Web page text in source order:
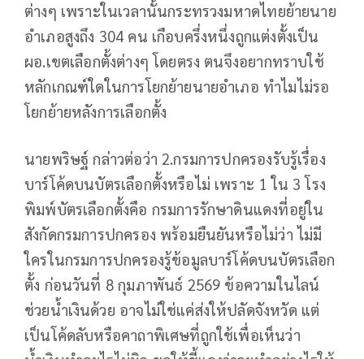
ต่างๆ เพราะในเวลานั้นกระทรวงมหาดไทยย้ายนาย
อำเภอสูงถึง 304 คน เกือบครึ่งหนึ่งถูกแต่งตั้งเป็น
ผอ.เขตเลือกตั้งต่างๆ โดยตรง ตนจึงอยากทราบใช้
หลักเกณฑ์ใดในการโยกย้ายนายอำเภอ ทำไมไม่รอ
โยกย้ายหลังการเลือกตั้ง
นายพริษฐ์ กล่าวต่อว่า 2.กรมการปกครองรับรู้เรื่อง
บาร์โค้ดบนบัตรเลือกตั้งหรือไม่ เพราะ 1 ใน 3 โรง
พิมพ์บัตรเลือกตั้งคือ กรมการรักษาดินแดงที่อยู่ใน
สังกัดกรมการปกครอง พร้อมยืนยันหรือไม่ว่า ไม่มี
ใครในกรมการปกครองรู้ข้อมูลบาร์โค้ดบนบัตรเลือก
ตั้ง ก่อนวันที่ 8 กุมภาพันธ์ 2569 ข้อความในไลน์
ช่วยน้ำเงินด้วย อาจไม่ใช่แค่ส่งให้ปลัดจังหวัด แต่
เป็นโค้ดลับหรือคาถาพิเศษที่ถูกใช้เพื่อเห็นว่า